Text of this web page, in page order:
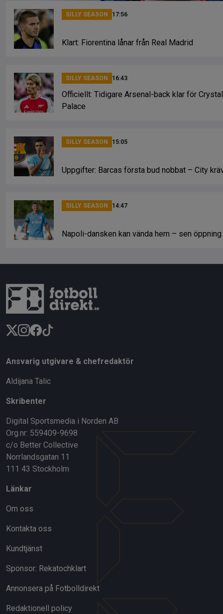
SILLY SEASON 17:56
Klart: Fiorentina lånar från Real Madrid
SILLY SEASON 16:43
Officiellt: Tidigare Arsenal-back klar för Crystal
Palace
SILLY SEASON 15:05
Uppgifter: Barcas första bud nobbat – City
SILLY SEASON 14:47
Napoli-dansken kan vända hem – sen öppning
Ansvarig utgivare & chefredaktör
Aldijana Talic
Skribenter
Digital Sportsmedia i Norden AB
Org.nr: 559409-9698
c/o Better Collective
Norrlandsgatan 11
111 43 Stockholm
Länkar
Om oss
Kontakta oss
Kundtjänst
Sponsor: Rekatochklart
Annonsera på Fotbolldirekt
Redaktionell policy